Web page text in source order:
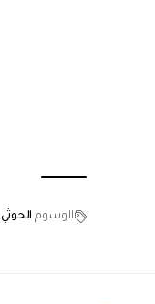
الوسوم الحوثي